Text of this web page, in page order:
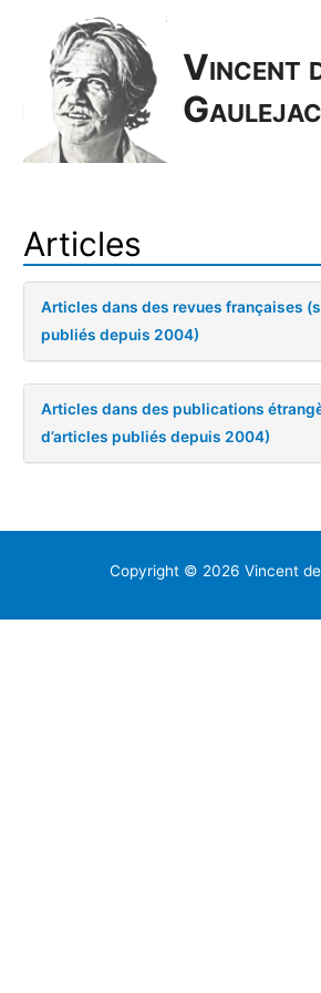
Vincent
Gaulejac
Articles
Articles dans des revues françaises
publiés depuis 2004)
Articles dans des publications
d’articles publiés depuis 2004)
Copyright © 2026 Vincent